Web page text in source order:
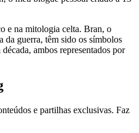
e na mitologia celta. Bran, o
da guerra, têm sido os símbolos
ambos representados por
e partilhas exclusivas. Faz